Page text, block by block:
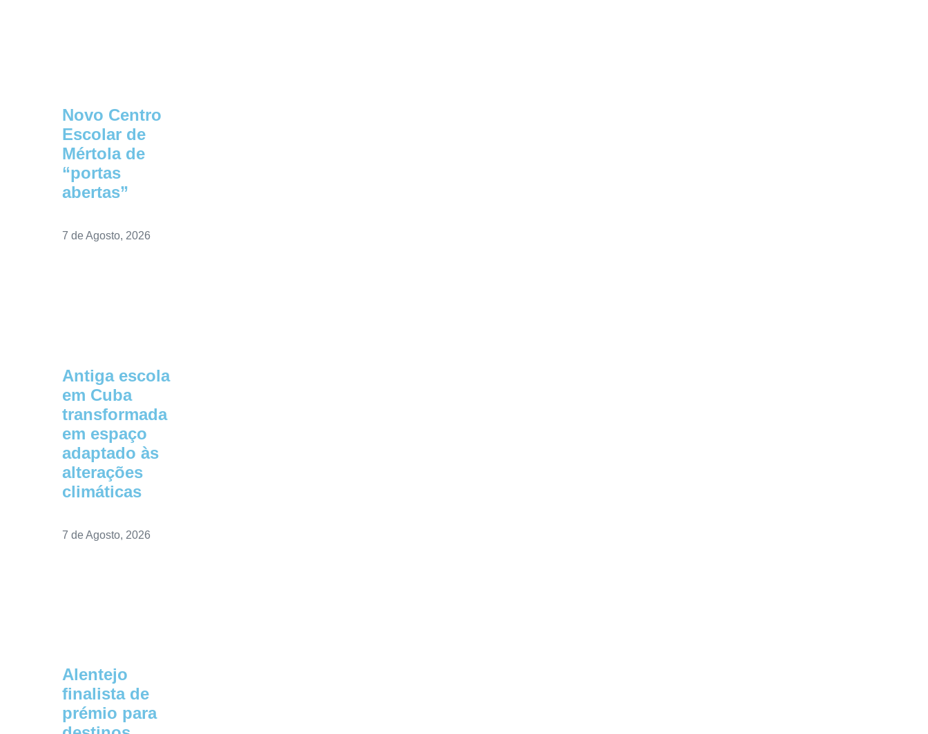
Novo Centro
Escolar de
Mértola de
“portas
abertas”
7 de Agosto, 2026
Antiga escola
em Cuba
transformada
em espaço
adaptado às
alterações
climáticas
7 de Agosto, 2026
Alentejo
finalista de
prémio para